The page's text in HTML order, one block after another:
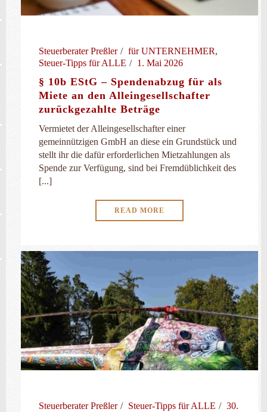
Steuerberater Preßler für UNTERNEHMER,
Steuer-Tipps für ALLE
1. Mai 2026
§ 10b EStG – Spendenabzug für als
Miete an den Alleingesellschafter
zurückgezahlte Beträge
Vermietet der Alleingesellschafter einer
gemeinnützigen GmbH an diese ein Grundstück und
stellt ihr die dafür erforderlichen Mietzahlungen als
Spende zur Verfügung, sind bei Fremdüblichkeit des
[...]
READ MORE
Steuerberater Preßler Steuer-Tipps für ALLE
30.